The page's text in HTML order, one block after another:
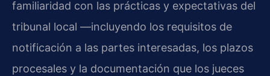
familiaridad con las prácticas y expectativas del
tribunal local —incluyendo los requisitos de
notificación a las partes interesadas, los plazos
procesales y la documentación que los jueces